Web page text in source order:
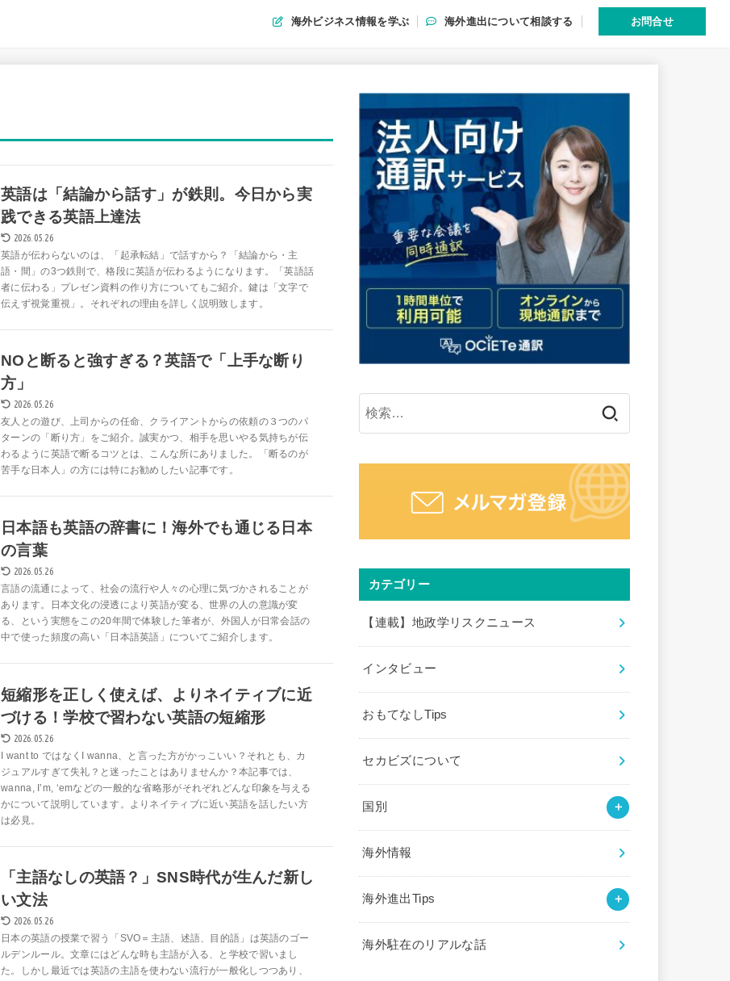
海外ビジネス情報を学ぶ 海外進出について相談する お問合せ
英語は「結論から話す」が鉄則。今日から実
践できる英語上達法
2026.05.26
英語が伝わらないのは、「起承転結」で話すから？「結論から・主
語・間」の3つ鉄則で、格段に英語が伝わるようになります。「英語話
者に伝わる」プレゼン資料の作り方についてもご紹介。鍵は「文字で
伝えず視覚重視」。それぞれの理由を詳しく説明致します。
NOと断ると強すぎる？英語で「上手な断り
方」
2026.05.26
友人との遊び、上司からの任命、クライアントからの依頼の３つのパ
ターンの「断り方」をご紹介。誠実かつ、相手を思いやる気持ちが伝
わるように英語で断るコツとは、こんな所にありました。「断るのが
苦手な日本人」の方には特にお勧めしたい記事です。
日本語も英語の辞書に！海外でも通じる日本
の言葉
2026.05.26
言語の流通によって、社会の流行や人々の心理に気づかされることが
あります。日本文化の浸透により英語が変る、世界の人の意識が変
る、という実態をこの20年間で体験した筆者が、外国人が日常会話の
中で使った頻度の高い「日本語英語」についてご紹介します。
短縮形を正しく使えば、よりネイティブに近
づける！学校で習わない英語の短縮形
2026.05.26
I want to ではなくI wanna、と言った方がかっこいい？それとも、カ
ジュアルすぎて失礼？と迷ったことはありませんか？本記事では、
wanna, I’m, ‘emなどの一般的な省略形がそれぞれどんな印象を与える
かについて説明しています。よりネイティブに近い英語を話したい方
は必見。
「主語なしの英語？」SNS時代が生んだ新し
い文法
2026.05.26
日本の英語の授業で習う「SVO＝主語、述語、目的語」は英語のゴー
ルデンルール。文章にはどんな時も主語が入る、と学校で習いまし
た。しかし最近では英語の主語を使わない流行が一般化しつつあり、
カテゴリー
【連載】地政学リスクニュース
インタビュー
おもてなしTips
セカビズについて
国別
海外情報
海外進出Tips
海外駐在のリアルな話